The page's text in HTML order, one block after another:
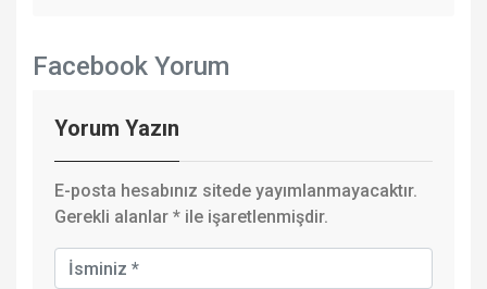
Facebook Yorum
Yorum Yazın
E-posta hesabınız sitede yayımlanmayacaktır.
Gerekli alanlar * ile işaretlenmişdir.